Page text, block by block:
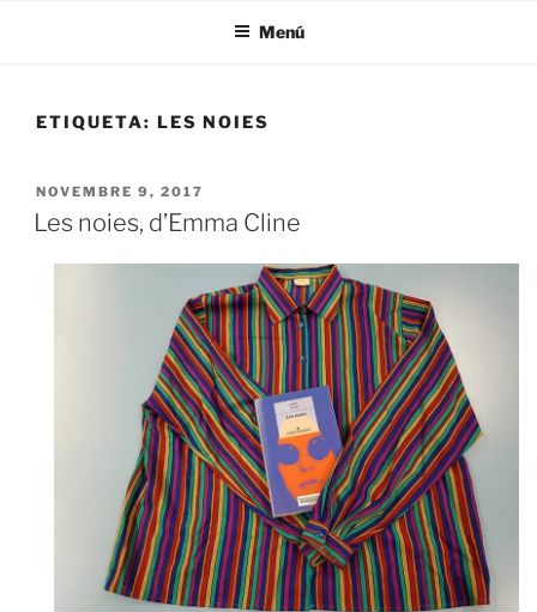
Menú
ETIQUETA: LES NOIES
NOVEMBRE 9, 2017
Les noies, d’Emma Cline